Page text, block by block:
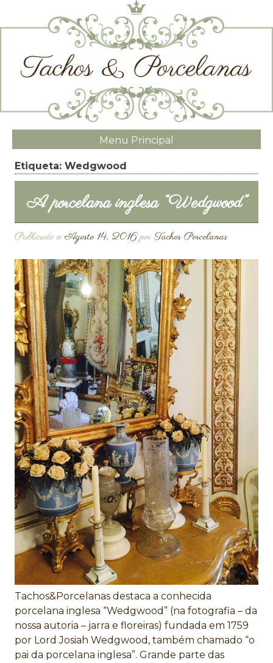
Menu Principal
Etiqueta: Wedgwood
A porcelana inglesa “Wedgwood”
Publicado a Agosto 14, 2016por Tachos Porcelanas
Tachos&Porcelanas destaca a conhecida
porcelana inglesa “Wedgwood” (na fotografia – da
nossa autoria – jarra e floreiras) fundada em 1759
por Lord Josiah Wedgwood, também chamado “o
pai da porcelana inglesa”. Grande parte das